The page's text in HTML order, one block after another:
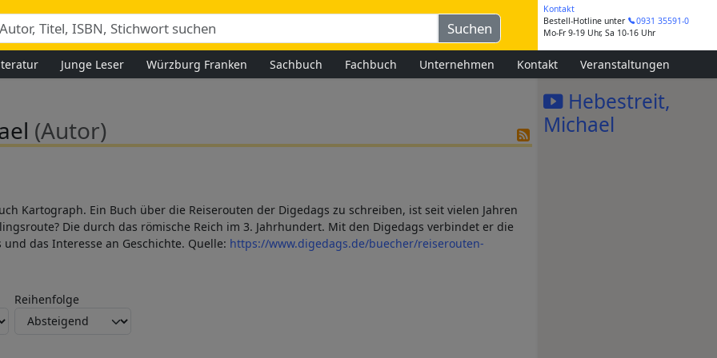
Kontakt
Bestell-Hotline unter
0931 35591-0
Mo-Fr 9-19 Uhr, Sa 10-16 Uhr
Junge Leser Würzburg Franken Sachbuch Fachbuch Unternehmen Kontakt Veranstaltungen
(Autor)
Kartograph. Ein Buch über die Reiserouten der Digedags zu schreiben, ist seit vielen Jahren
Die durch das römische Reich im 3. Jahrhundert. Mit den Digedags verbindet er die
und das Interesse an Geschichte. Quelle: https://www.digedags.de/buecher/reiserouten-
Reihenfolge
Hebestreit,
Michael